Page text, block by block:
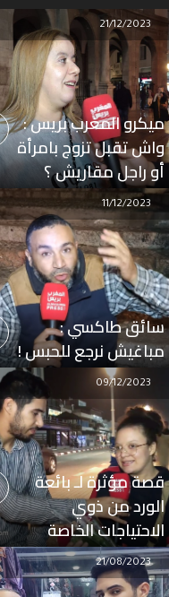
ميكرو المغرب بريس :
واش تقبل تزوج بامرأة
أو راجل مقاريش ؟
21/12/2023
سائق طاكسي :
مباغيش نرجع للحبس !
11/12/2023
قصة مؤثرة لـ بائعة
الورد من ذوي
الاحتياجات الخاصة
09/12/2023
21/08/2023